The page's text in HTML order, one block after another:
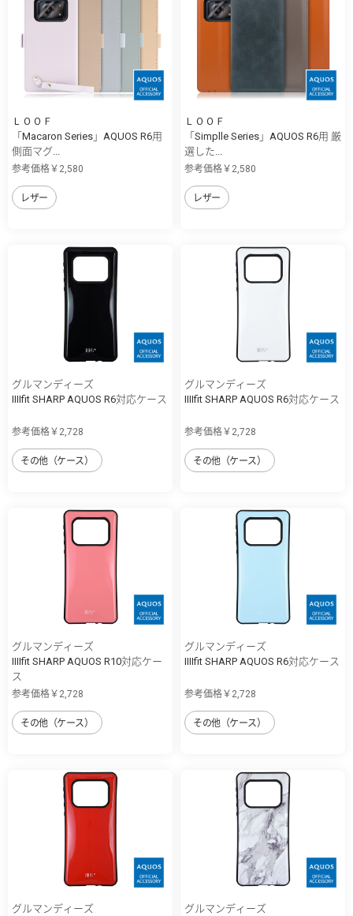
ＬＯＯＦ
「Macaron Series」AQUOS R6用
側面マグ...
参考価格￥2,580
レザー
ＬＯＯＦ
「Simplle Series」AQUOS R6用 厳
選した...
参考価格￥2,580
レザー
グルマンディーズ
IIIIfit SHARP AQUOS R6対応ケース
参考価格￥2,728
その他（ケース）
グルマンディーズ
IIIIfit SHARP AQUOS R6対応ケース
参考価格￥2,728
その他（ケース）
グルマンディーズ
IIIIfit SHARP AQUOS R10対応ケー
ス
参考価格￥2,728
その他（ケース）
グルマンディーズ
IIIIfit SHARP AQUOS R6対応ケース
参考価格￥2,728
その他（ケース）
グルマンディーズ
グルマンディーズ